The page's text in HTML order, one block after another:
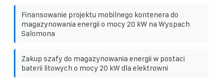
Finansowanie projektu mobilnego kontenera do
magazynowania energii o mocy 20 kW na Wyspach
Salomona
Zakup szafy do magazynowania energii w postaci
baterii litowych o mocy 20 kW dla elektrowni